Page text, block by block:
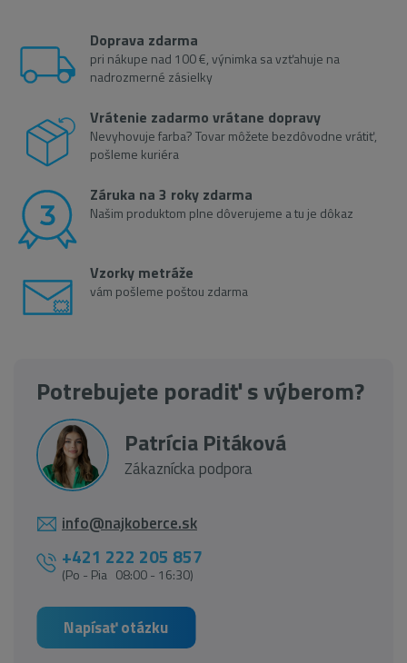
Doprava zdarma
pri nákupe nad 100 €, výnimka sa vzťahuje na
nadrozmerné zásielky
Vrátenie zadarmo vrátane dopravy
Nevyhovuje farba? Tovar môžete bezdôvodne vrátiť,
pošleme kuriéra
Záruka na 3 roky zdarma
Našim produktom plne dôverujeme a tu je dôkaz
Vzorky metráže
vám pošleme poštou zdarma
Potrebujete poradiť s výberom?
Patrícia Pitáková
Zákaznícka podpora
info@najkoberce.sk
+421 222 205 857
(Po - Pia 08:00 - 16:30)
Napísať otázku